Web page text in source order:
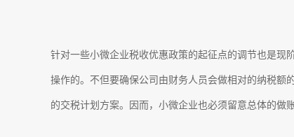
针对一些小微企业税收优惠政策的起征点的调节也是现
操作的。不但要确保公司由财务人员会做相对的纳税额
的交税计划方案。因而，小微企业也必须留意总体的做